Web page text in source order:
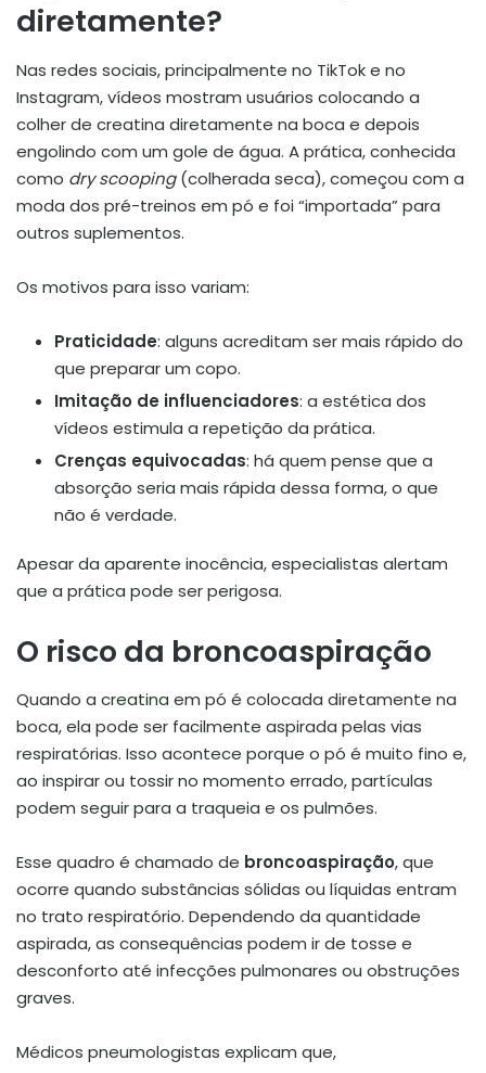
diretamente?
Nas redes sociais, principalmente no TikTok e no
Instagram, vídeos mostram usuários colocando a
colher de creatina diretamente na boca e depois
engolindo com um gole de água. A prática, conhecida
como dry scooping(colherada seca), começou com a
moda dos pré-treinos em pó e foi “importada” para
outros suplementos.
Os motivos para isso variam:
Praticidade: alguns acreditam ser mais rápido do
que preparar um copo.
Imitação de influenciadores: a estética dos
vídeos estimula a repetição da prática.
Crenças equivocadas: há quem pense que a
absorção seria mais rápida dessa forma, o que
não é verdade.
Apesar da aparente inocência, especialistas alertam
que a prática pode ser perigosa.
O risco da broncoaspiração
Quando a creatina em pó é colocada diretamente na
boca, ela pode ser facilmente aspirada pelas vias
respiratórias. Isso acontece porque o pó é muito fino e,
ao inspirar ou tossir no momento errado, partículas
podem seguir para a traqueia e os pulmões.
Esse quadro é chamado de broncoaspiração, que
ocorre quando substâncias sólidas ou líquidas entram
no trato respiratório. Dependendo da quantidade
aspirada, as consequências podem ir de tosse e
desconforto até infecções pulmonares ou obstruções
graves.
Médicos pneumologistas explicam que,